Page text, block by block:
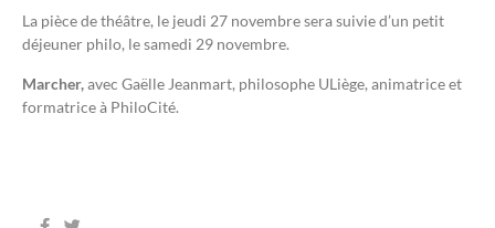
La pièce de théâtre, le jeudi 27 novembre sera suivie d’un petit
déjeuner philo, le samedi 29 novembre.
Marcher,avec Gaëlle Jeanmart, philosophe ULiège, animatrice et
formatrice à PhiloCité.